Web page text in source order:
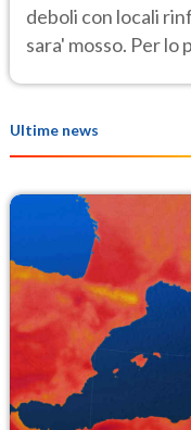
deboli con locali
sara' mosso. Per lo
Ultime news